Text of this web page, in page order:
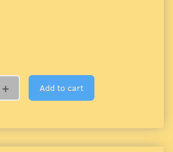
Add to cart